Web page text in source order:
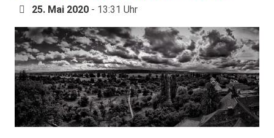
25. Mai 2020 - 13:31 Uhr